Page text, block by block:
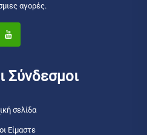
αγορές.
Σύνδεσμοι
σελίδα
Είμαστε